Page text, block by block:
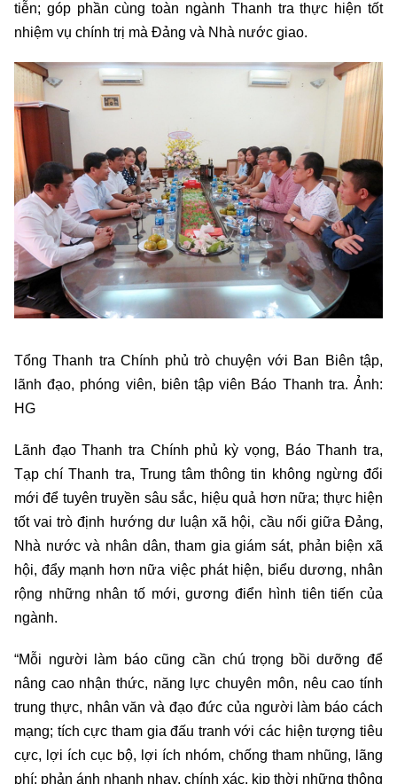
tiễn; góp phần cùng toàn ngành Thanh tra thực hiện tốt
nhiệm vụ chính trị mà Đảng và Nhà nước giao.
Tổng Thanh tra Chính phủ trò chuyện với Ban Biên tập,
lãnh đạo, phóng viên, biên tập viên Báo Thanh tra. Ảnh:
HG
Lãnh đạo Thanh tra Chính phủ kỳ vọng, Báo Thanh tra,
Tạp chí Thanh tra, Trung tâm thông tin không ngừng đổi
mới để tuyên truyền sâu sắc, hiệu quả hơn nữa; thực hiện
tốt vai trò định hướng dư luận xã hội, cầu nối giữa Đảng,
Nhà nước và nhân dân, tham gia giám sát, phản biện xã
hội, đẩy mạnh hơn nữa việc phát hiện, biểu dương, nhân
rộng những nhân tố mới, gương điển hình tiên tiến của
ngành.
“Mỗi người làm báo cũng cần chú trọng bồi dưỡng để
nâng cao nhận thức, năng lực chuyên môn, nêu cao tính
trung thực, nhân văn và đạo đức của người làm báo cách
mạng; tích cực tham gia đấu tranh với các hiện tượng tiêu
cực, lợi ích cục bộ, lợi ích nhóm, chống tham nhũng, lãng
phí; phản ánh nhanh nhạy, chính xác, kịp thời những thông